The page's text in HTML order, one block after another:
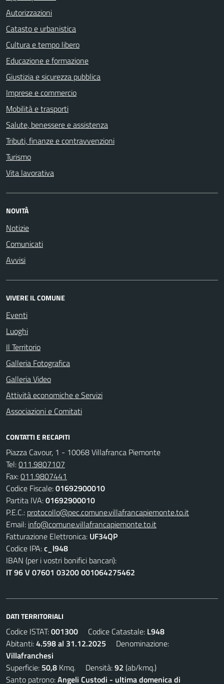
Autorizzazioni
Catasto e urbanistica
Cultura e tempo libero
Educazione e formazione
Giustizia e sicurezza pubblica
Imprese e commercio
Mobilità e trasporti
Salute, benessere e assistenza
Tributi, finanze e contravvenzioni
Turismo
Vita lavorativa
NOVITÀ
Notizie
Comunicati
Avvisi
VIVERE IL COMUNE
Eventi
Luoghi
Il Territorio
Galleria Fotografica
Galleria Video
Attività economiche e Servizi
Associazioni e Comitati
CONTATTI E RECAPITI
Piazza Cavour, 1 - 10068 Villafranca Piemonte
Tel:011.9807107
Fax:011.9807441
Codice Fiscale:01692900010
Partita IVA:01692900010
P.E.C.: protocollo@pec.comune.villafrancapiemonte.to.it
Email: info@comune.villafrancapiemonte.to.it
Fatturazione Elettronica: UF34QP
Codice IPA:c_l948
IBAN (per i vostri bonifici bancari):
IT 96 V 07601 03200 001064275462
DATI TERRITORIALI
Codice ISTAT:001300 Codice Catastale: L948
Abitanti:4.598 al 31.12.2025 Denominazione:
Villafranchesi
Superficie: 50,8 Kmq. Densità:92 (ab/kmq.)
Santo patrono:Angeli Custodi - ultima domenica di